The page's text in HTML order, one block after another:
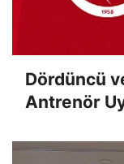
Dördüncü
Antrenör